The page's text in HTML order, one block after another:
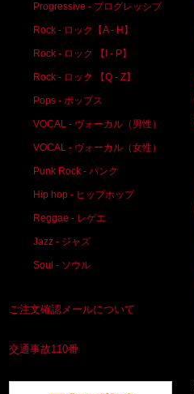
Progressive - プログレッシブ
Rock - ロック【A - H】
Rock - ロック 【I - P】
Rock - ロック 【Q - Z】
Pops - ポップス
VOCAL - ヴォーカル（男性）
VOCAL - ヴォーカル（女性）
Punk Rock - パンク
Hip hop - ヒップホップ
Reggae - レゲエ
Jazz - ジャズ
Soul - ソウル
ご注文確認メールについて
交通事故110番